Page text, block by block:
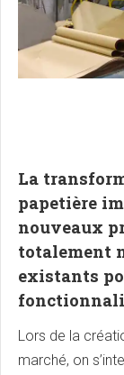
La
papetière
nouveaux
totalement
existants
Lors de la
marché, on